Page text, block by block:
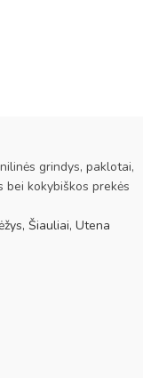
grindys, paklotai,
kokybiškos prekės
Šiauliai, Utena